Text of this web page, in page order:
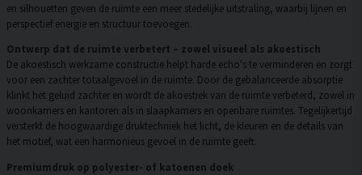
en silhouetten geven de ruimte een meer stedelijke uitstraling, waarbij lijnen en
perspectief energie en structuur toevoegen.
Ontwerp dat de ruimte verbetert – zowel visueel als akoestisch
De akoestisch werkzame constructie helpt harde echo's te verminderen en zorgt
voor een zachter totaalgevoel in de ruimte. Door de gebalanceerde absorptie
klinkt het geluid zachter en wordt de akoestiek van de ruimte verbeterd, zowel in
woonkamers en kantoren als in slaapkamers en openbare ruimtes. Tegelijkertijd
versterkt de hoogwaardige druktechniek het licht, de kleuren en de details van
het motief, wat een harmonieus gevoel in de ruimte geeft.
Premiumdruk op polyester- of katoenen doek